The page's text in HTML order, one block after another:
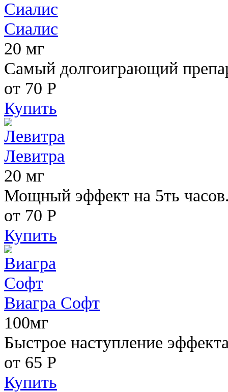
Сиалис
20 мг
Самый долгоиграющий
от 70 Р
Купить
Левитра
20 мг
Мощный эффект на 5ть
от 70 Р
Купить
Виагра Софт
100мг
Быстрое наступление
от 65 Р
Купить